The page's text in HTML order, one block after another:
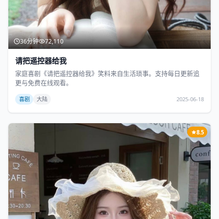
36分钟 72,110
请把遥控器给我
家庭喜剧《请把遥控器给我》笑料来自生活琐事。支持每日更新追
更与免费在线观看。
喜剧 大陆 2025-06-18
8.5